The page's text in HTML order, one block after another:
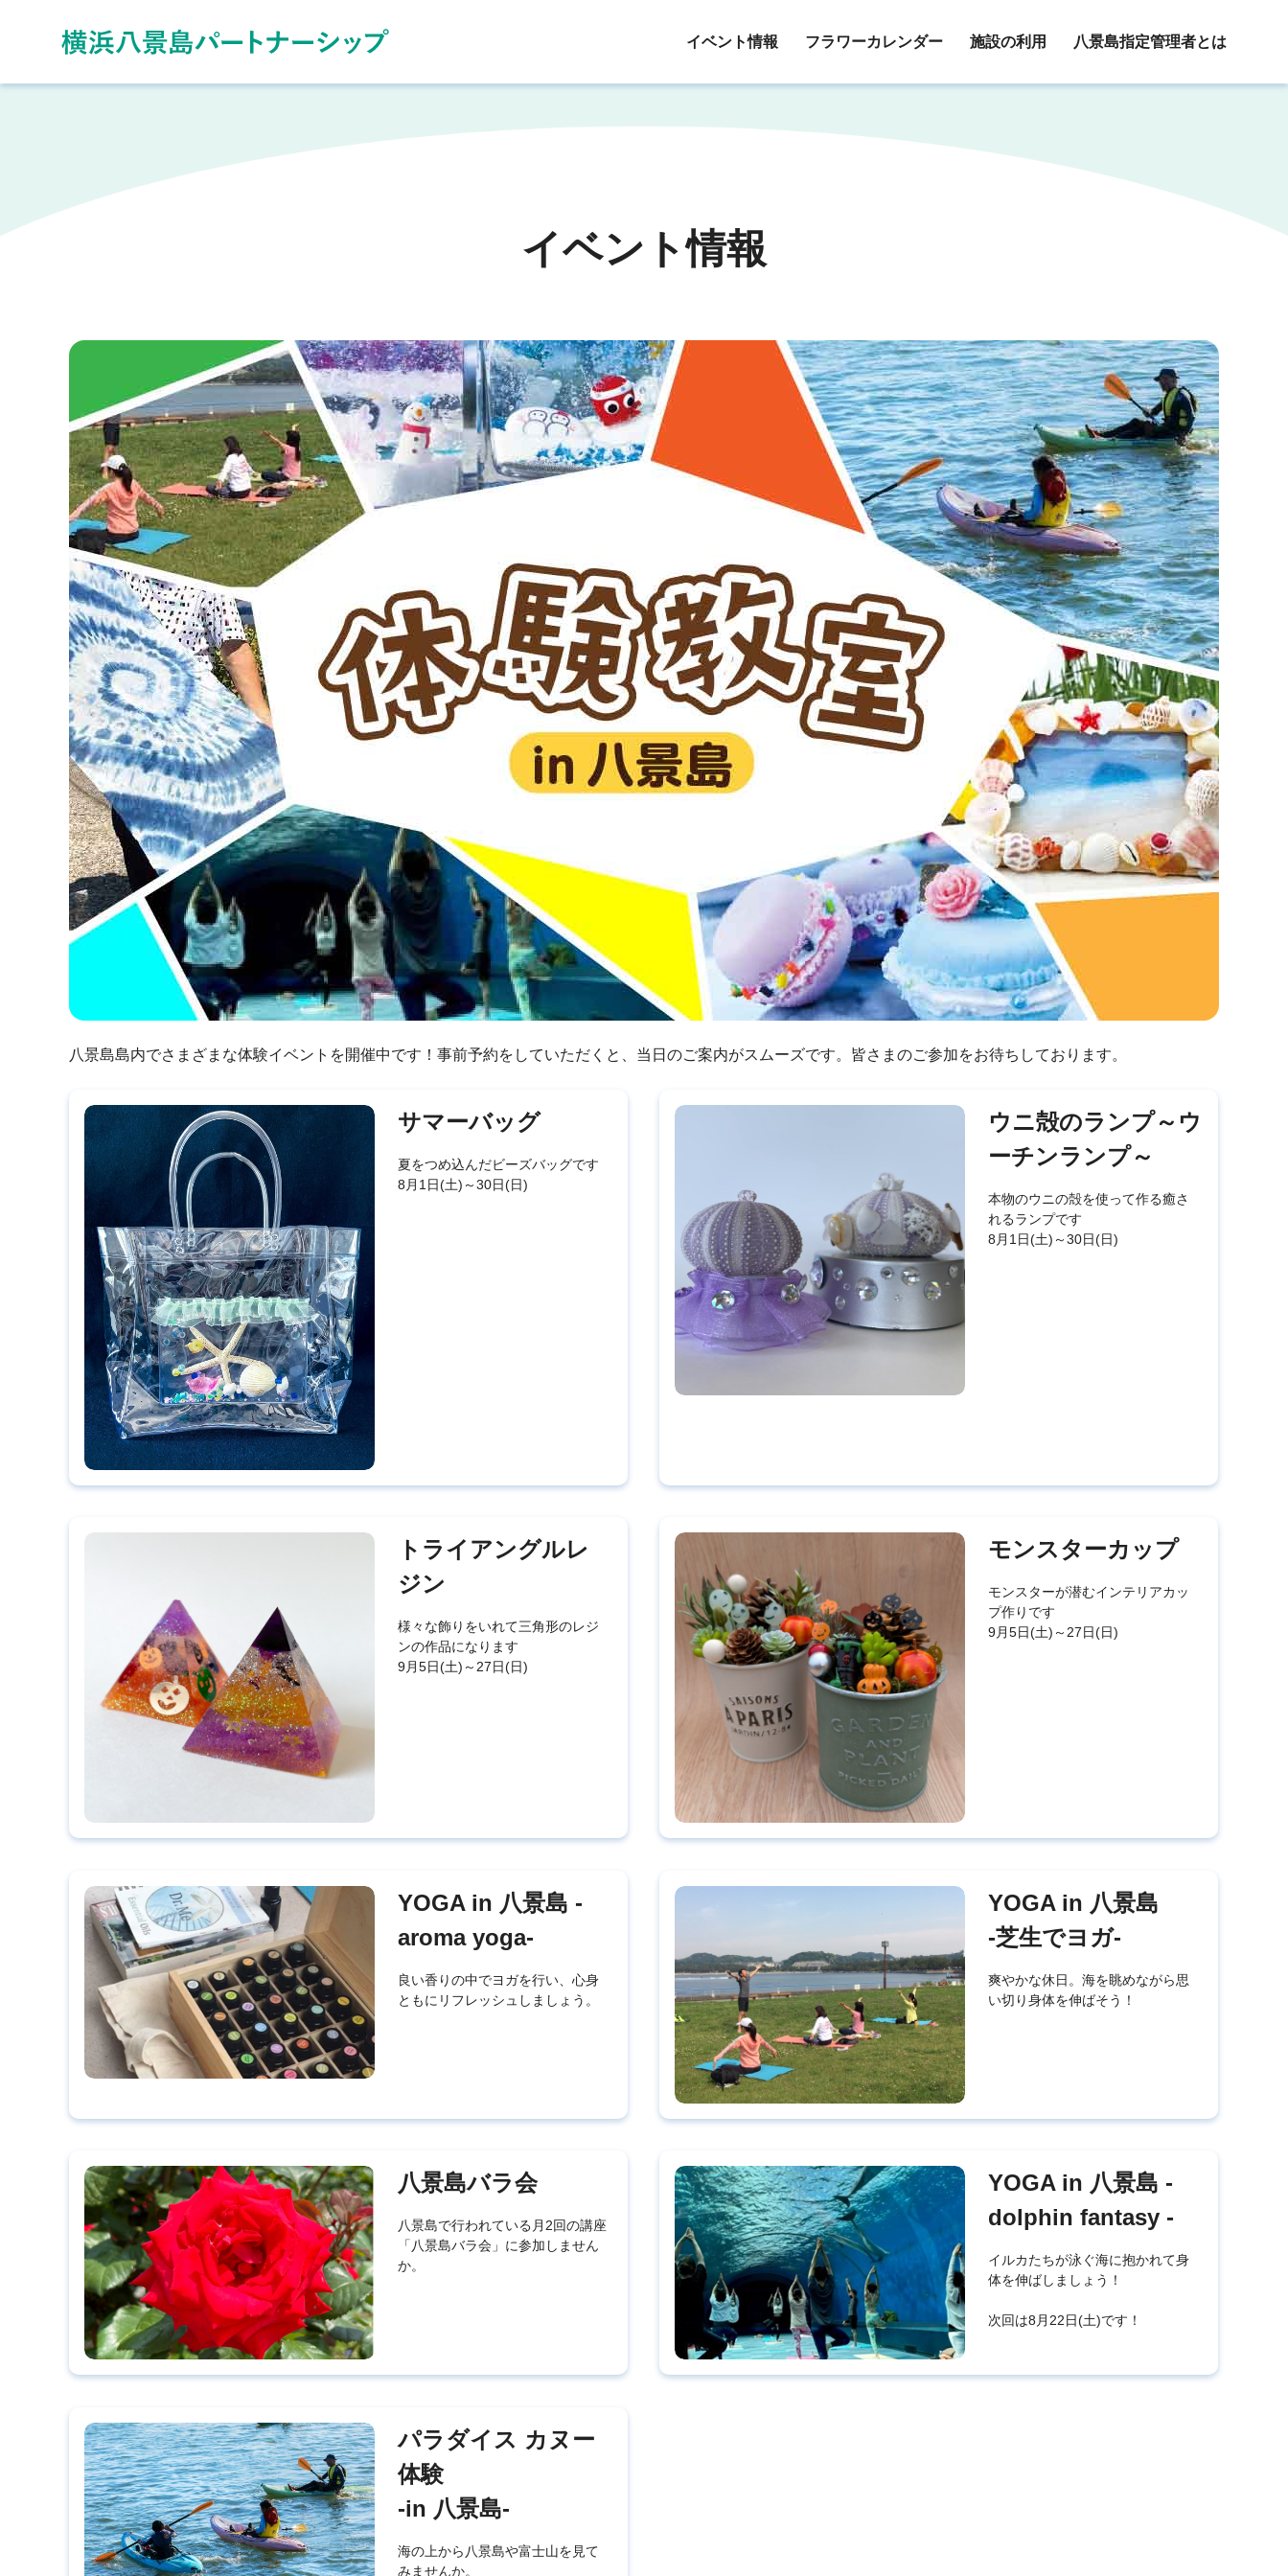
イベント情報 フラワーカレンダー 施設の利用 八景島指定管理者とは
イベント情報
八景島島内でさまざまな体験イベントを開催中です！事前予約をしていただくと、当日のご案内がスムーズです。皆さまのご参加をお待ちしております。
サマーバッグ
夏をつめ込んだビーズバッグです
8月1日(土)～30日(日)
ウニ殻のランプ～ウ
ーチンランプ～
本物のウニの殻を使って作る癒さ
れるランプです
8月1日(土)～30日(日)
トライアングルレ
ジン
様々な飾りをいれて三角形のレジ
ンの作品になります
9月5日(土)～27日(日)
モンスターカップ
モンスターが潜むインテリアカッ
プ作りです
9月5日(土)～27日(日)
YOGA in 八景島 -
aroma yoga-
良い香りの中でヨガを行い、心身
ともにリフレッシュしましょう。
YOGA in 八景島
-芝生でヨガ-
爽やかな休日。海を眺めながら思
い切り身体を伸ばそう！
八景島バラ会
八景島で行われている月2回の講座
「八景島バラ会」に参加しません
か。
YOGA in 八景島 -
dolphin fantasy -
イルカたちが泳ぐ海に抱かれて身
体を伸ばしましょう！
次回は8月22日(土)です！
パラダイス カヌー
体験
-in 八景島-
海の上から八景島や富士山を見て
みませんか。